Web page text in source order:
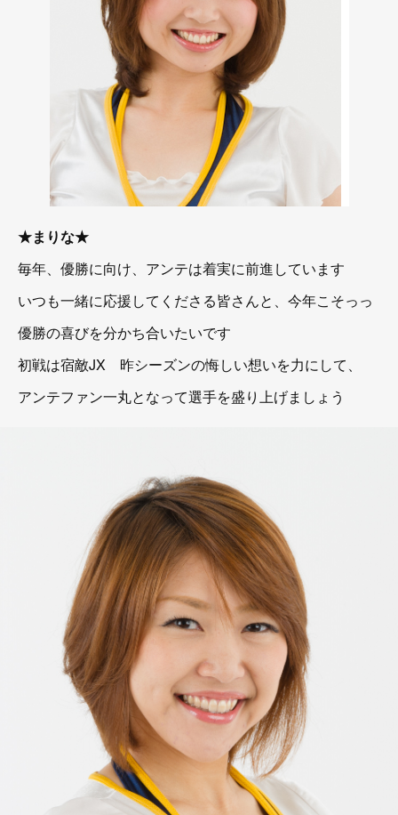
★まりな★
毎年、優勝に向け、アンテは着実に前進しています
いつも一緒に応援してくださる皆さんと、今年こそっっ
優勝の喜びを分かち合いたいです
初戦は宿敵JX 昨シーズンの悔しい想いを力にして、
アンテファン一丸となって選手を盛り上げましょう